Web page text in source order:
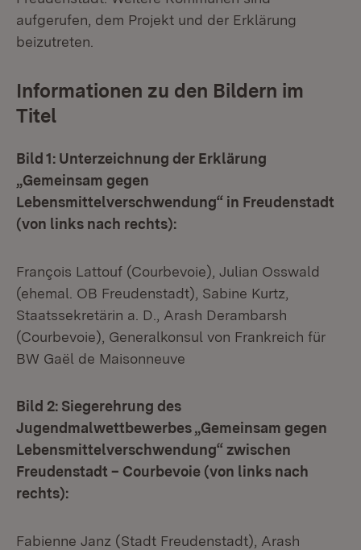
aufgerufen, dem Projekt und der Erklärung
beizutreten.
Informationen zu den Bildern im
Titel
Bild 1: Unterzeichnung der Erklärung
„Gemeinsam gegen
Lebensmittelverschwendung“ in Freudenstadt
(von links nach rechts):
François Lattouf (Courbevoie), Julian Osswald
(ehemal. OB Freudenstadt), Sabine Kurtz,
Staatssekretärin a. D., Arash Derambarsh
(Courbevoie), Generalkonsul von Frankreich für
BW Gaël de Maisonneuve
Bild 2: Siegerehrung des
Jugendmalwettbewerbes „Gemeinsam gegen
Lebensmittelverschwendung“ zwischen
Freudenstadt – Courbevoie (von links nach
rechts):
Fabienne Janz (Stadt Freudenstadt), Arash